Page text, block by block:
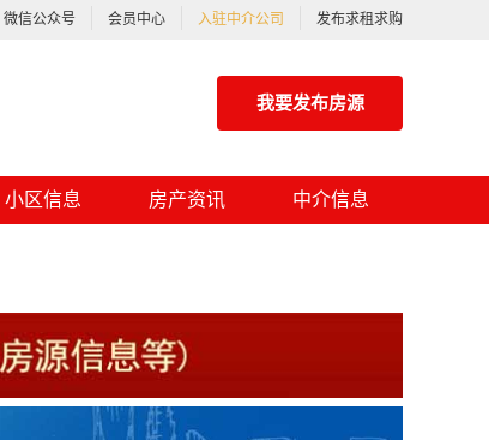
微信公众号 会员中心 入驻中介公司 发布求租求购
我要发布房源
小区信息 房产资讯 中介信息